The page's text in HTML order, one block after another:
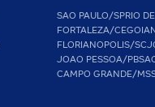
SAO PAULO/SPRIO
FORTALEZA/CE
FLORIANOPOLIS/SC
JOAO PESSOA/PB
CAMPO GRANDE/MS